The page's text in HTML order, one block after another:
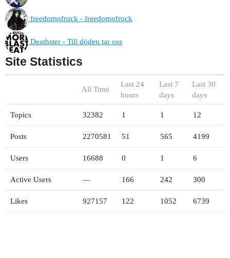
freedomofrock - freedomofrock
Deathster - Till döden tar oss
Site Statistics
All Time
Last 24
hours
Last 7
days
Last 30
days
Topics 32382 1 1 12
Posts 2270581 51 565 4199
Users 16688 0 1 6
Active Users — 166 242 300
Likes 927157 122 1052 6739